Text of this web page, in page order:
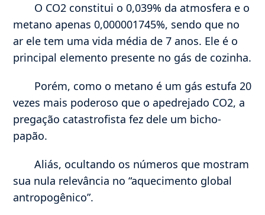
O CO2 constitui o 0,039% da atmosfera e o
metano apenas 0,000001745%, sendo que no
ar ele tem uma vida média de 7 anos. Ele é o
principal elemento presente no gás de cozinha.
Porém, como o metano é um gás estufa 20
vezes mais poderoso que o apedrejado CO2, a
pregação catastrofista fez dele um bicho-
papão.
Aliás, ocultando os números que mostram
sua nula relevância no “aquecimento global
antropogênico”.